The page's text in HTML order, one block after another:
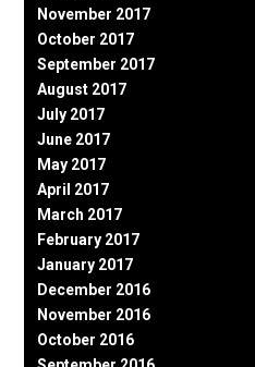
November 2017
October 2017
September 2017
August 2017
July 2017
June 2017
May 2017
April 2017
March 2017
February 2017
January 2017
December 2016
November 2016
October 2016